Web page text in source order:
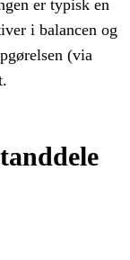
er typisk en
i balancen og
(via